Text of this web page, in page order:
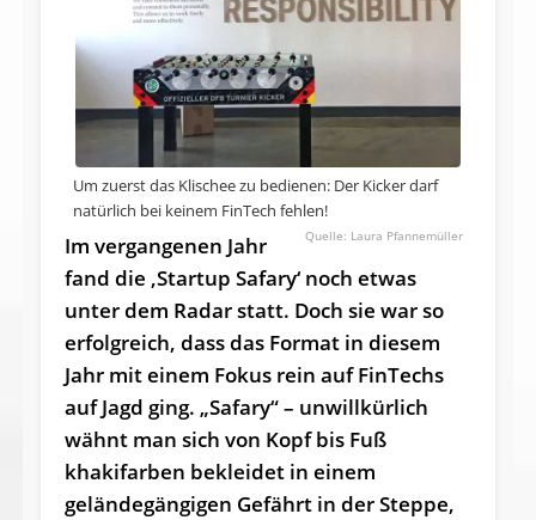
Um zuerst das Klischee zu bedienen: Der Kicker darf
natürlich bei keinem FinTech fehlen!
Laura Pfannemüller
Im vergangenen Jahr
fand die ‚Startup Safary‘ noch etwas
unter dem Radar statt. Doch sie war so
erfolgreich, dass das Format in diesem
Jahr mit einem Fokus rein auf FinTechs
auf Jagd ging. „Safary“ – unwillkürlich
wähnt man sich von Kopf bis Fuß
khakifarben bekleidet in einem
geländegängigen Gefährt in der Steppe,